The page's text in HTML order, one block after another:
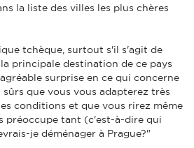
la liste des villes les plus chères
tchèque, surtout s'il s'agit de
principale destination de ce pays
surprise en ce qui concerne
sûrs que vous vous adapterez très
conditions et que vous rirez même
préoccupe tant (c'est-à-dire qui
je déménager à Prague?"